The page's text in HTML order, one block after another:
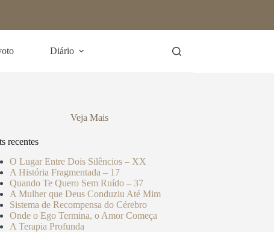
Diário
Veja Mais
recentes
O Lugar Entre Dois Silêncios – XX
A História Fragmentada – 17
Quando Te Quero Sem Ruído – 37
A Mulher que Deus Conduziu Até Mim
Sistema de Recompensa do Cérebro
Onde o Ego Termina, o Amor Começa
A Terapia Profunda